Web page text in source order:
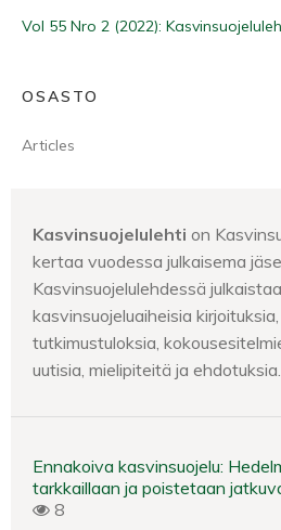
Vol 55 Nro 2 (2022):
OSASTO
Articles
Kasvinsuojelulehti on
kertaa vuodessa julkaisema
Kasvinsuojelulehdessä
kasvinsuojeluaiheisia
tutkimustuloksia,
uutisia, mielipiteitä ja ehdotuksia.
Ennakoiva kasvinsuojelu:
tarkkaillaan ja poistetaan
8